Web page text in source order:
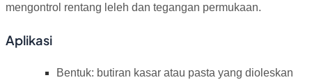
mengontrol rentang leleh dan tegangan permukaan.
Aplikasi
Bentuk: butiran kasar atau pasta yang dioleskan